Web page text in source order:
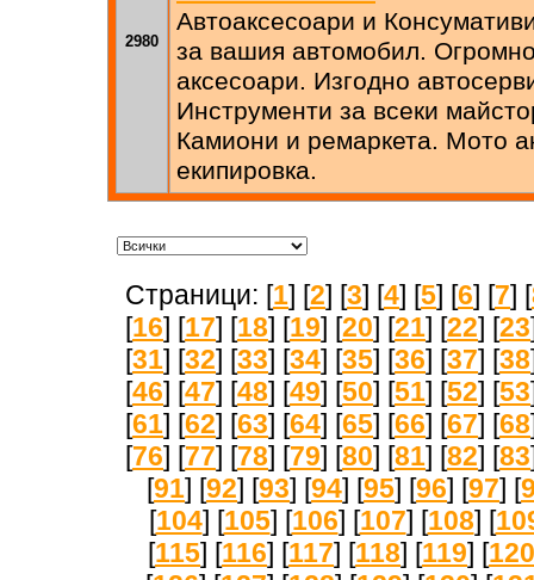
2980
Автоаксесоари и
за вашия автомобил.
аксесоари. Изгодно
Инструменти за всеки
Камиони и ремаркета. Мото
екипировка.
Страници: [1] [2] [3] [4] [5] [6] [7] [
[16] [17] [18] [19] [20] [21] [22] [23
[31] [32] [33] [34] [35] [36] [37] [38
[46] [47] [48] [49] [50] [51] [52] [53
[61] [62] [63] [64] [65] [66] [67] [68
[76] [77] [78] [79] [80] [81] [82] [83
[91] [92] [93] [94] [95] [96] [97] [
[104] [105] [106] [107] [108] [
[115] [116] [117] [118] [119] [120